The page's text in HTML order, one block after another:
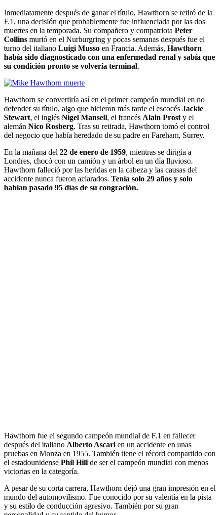
Inmediatamente después de ganar el título, Hawthorn se retiró de la
F.1, una decisión que probablemente fue influenciada por las dos
muertes en la temporada. Su compañero y compatriota Peter
Collins murió en el Nurburgring y pocas semanas después fue el
turno del italiano Luigi Musso en Francia. Además, Hawthorn
había sido diagnosticado con una enfermedad renal y sabía que
su condición pronto se volvería terminal.
Hawthorn se convertiría así en el primer campeón mundial en no
defender su título, algo que hicieron más tarde el escocés Jackie
Stewart, el inglés Nigel Mansell, el francés Alain Prost y el
alemán Nico Rosberg. Tras su retirada, Hawthorn tomó el control
del negocio que había heredado de su padre en Fareham, Surrey.
En la mañana del 22 de enero de 1959, mientras se dirigía a
Londres, chocó con un camión y un árbol en un día lluvioso.
Hawthorn falleció por las heridas en la cabeza y las causas del
accidente nunca fueron aclarados. Tenía solo 29 años y solo
habían pasado 95 días de su congración.
Hawthorn fue el segundo campeón mundial de F.1 en fallecer
después del italiano Alberto Ascari en un accidente en unas
pruebas en Monza en 1955. También tiene el récord compartido con
el estadounidense Phil Hill de ser el campeón mundial con menos
victorias en la categoría.
A pesar de su corta carrera, Hawthorn dejó una gran impresión en el
mundo del automovilismo. Fue conocido por su valentía en la pista
y su estilo de conducción agresivo. También por su gran